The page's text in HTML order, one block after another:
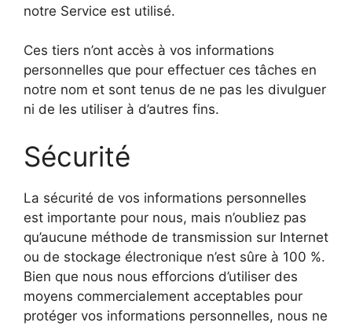
notre Service est utilisé.
Ces tiers n’ont accès à vos informations
personnelles que pour effectuer ces tâches en
notre nom et sont tenus de ne pas les divulguer
ni de les utiliser à d’autres fins.
Sécurité
La sécurité de vos informations personnelles
est importante pour nous, mais n’oubliez pas
qu’aucune méthode de transmission sur Internet
ou de stockage électronique n’est sûre à 100 %.
Bien que nous nous efforcions d’utiliser des
moyens commercialement acceptables pour
protéger vos informations personnelles, nous ne